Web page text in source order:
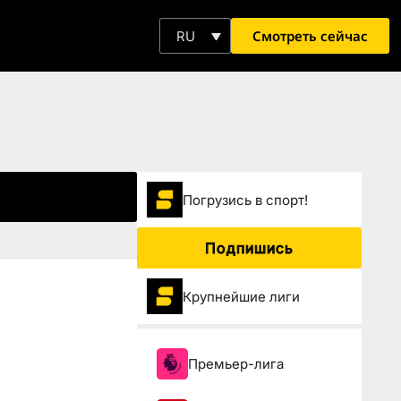
RU Смотреть сейчас
Погрузиcь в спорт!
Подпишись
Крупнейшие лиги
Премьер-лига